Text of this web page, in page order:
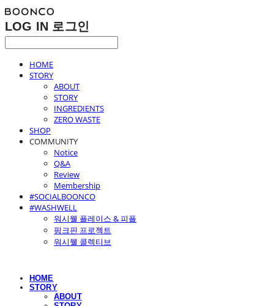
LOG IN 로그인
HOME
STORY
ABOUT
STORY
INGREDIENTS
ZERO WASTE
SHOP
COMMUNITY
Notice
Q&A
Review
Membership
#SOCIALBOONCO
#WASHWELL
워시웰 플레이스 & 피플
핑크핀 프로젝트
워시웰 콜렉티브
HOME
STORY
ABOUT